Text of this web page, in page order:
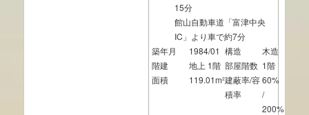
15分
館山自動車道「富津中央
IC」より車で約7分
築年月
1984/01 構造
木造
階建
地上 1階 部屋階数 1階
面積
119.01m²建蔽率/容
積率
60%
/
200%